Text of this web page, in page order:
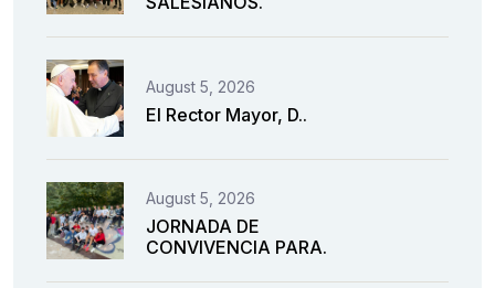
August 5, 2026
El Rector Mayor, D..
August 5, 2026
JORNADA DE
CONVIVENCIA PARA.